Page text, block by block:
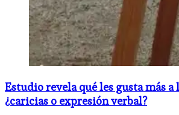
Estudio revela qué les gusta más
¿caricias o expresión verbal?